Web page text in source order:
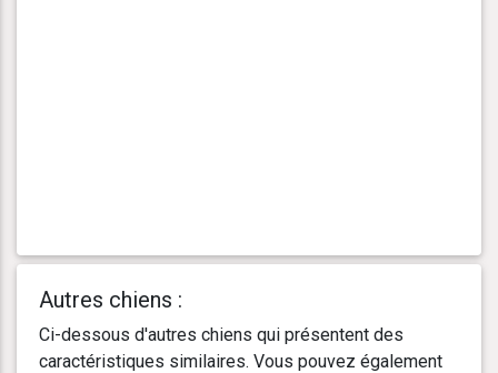
Autres chiens :
Ci-dessous d'autres chiens qui présentent des
caractéristiques similaires. Vous pouvez également